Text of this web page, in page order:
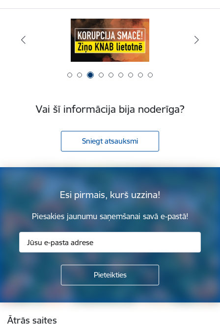
Vai šī informācija bija noderīga?
Sniegt atsauksmi
Esi pirmais, kurš uzzina!
Piesakies jaunumu saņemšanai savā e-pastā!
Kājene
Ātrās saites